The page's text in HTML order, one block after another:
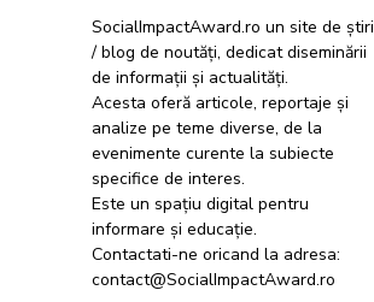
SocialImpactAward.ro un site de știri
/ blog de noutăți, dedicat diseminării
de informații și actualități.
Acesta oferă articole, reportaje și
analize pe teme diverse, de la
evenimente curente la subiecte
specifice de interes.
Este un spațiu digital pentru
informare și educație.
Contactati-ne oricand la adresa:
contact@SocialImpactAward.ro